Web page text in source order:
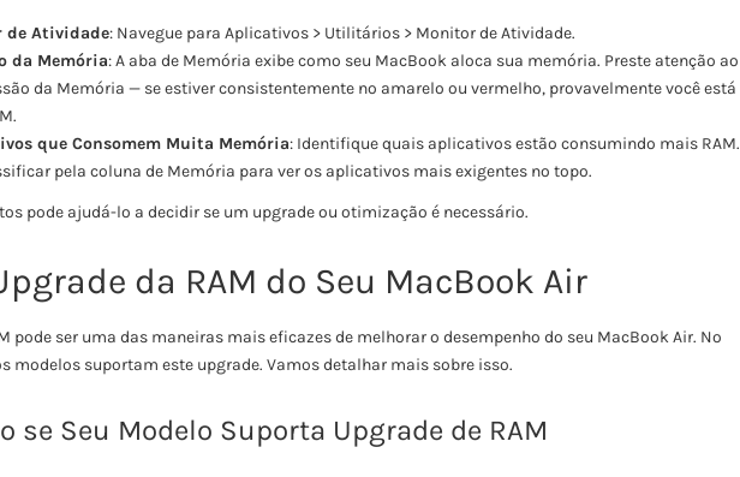
Atividade: Navegue para Aplicativos > Utilitários > Monitor de Atividade.
da Memória: A aba de Memória exibe como seu MacBook aloca sua memória. Preste atenção ao
da Memória — se estiver consistentemente no amarelo ou vermelho, provavelmente você está
que Consomem Muita Memória: Identifique quais aplicativos estão consumindo mais RAM.
pela coluna de Memória para ver os aplicativos mais exigentes no topo.
pode ajudá-lo a decidir se um upgrade ou otimização é necessário.
da RAM do Seu MacBook Air
pode ser uma das maneiras mais eficazes de melhorar o desempenho do seu MacBook Air. No
modelos suportam este upgrade. Vamos detalhar mais sobre isso.
se Seu Modelo Suporta Upgrade de RAM